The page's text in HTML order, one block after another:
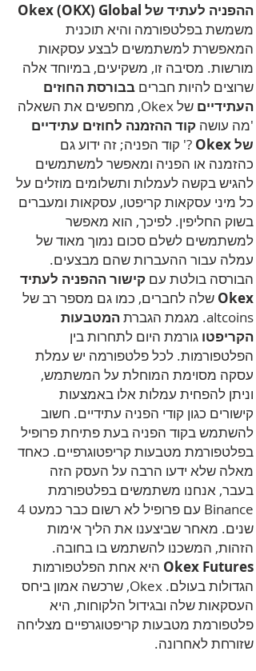
ההפניה לעתיד של Okex (OKX) Global
משמשת בפלטפורמה והיא תוכנית
המאפשרת למשתמשים לבצע עסקאות
מורשות. מסיבה זו, משקיעים, במיוחד אלה
שרוצים להיות חברים בבורסת החוזים
העתידיים
של Okex, מחפשים את השאלה
'מה עושה קוד ההזמנה לחוזים עתידיים
של Okex
?' קוד הפניה; זה ידוע גם
כהזמנה או הפניה ומאפשר למשתמשים
להגיש בקשה לעמלות ותשלומים מוזלים על
כל מיני עסקאות קריפטו, עסקאות ומעברים
בשוק החליפין. לפיכך, הוא מאפשר
למשתמשים לשלם סכום נמוך מאוד של
עמלה עבור ההעברות שהם מבצעים.
הבורסה בולטת עם קישור ההפניה לעתיד
Okex שלה לחברים, כמו גם מספר רב של
altcoins. מגמת הגברת
המטבעות
הקריפטו גורמת היום לתחרות בין
הפלטפורמות. לכל פלטפורמה יש עמלת
עסקה מסוימת המוחלת על המשתמש,
וניתן להפחית עמלות אלו באמצעות
קישורים כגון קודי הפניה עתידיים. חשוב
להשתמש בקוד הפניה בעת פתיחת פרופיל
בפלטפורמת מטבעות קריפטוגרפיים. כאחד
מאלה שלא ידעו הרבה על העסק הזה
בעבר, אנחנו משתמשים בפלטפורמת
Binance עם פרופיל לא רשום כבר כמעט 4
שנים. מאחר שביצענו את הליך אימות
הזהות, המשכנו להשתמש בו בחובה.
Okex Futures היא אחת הפלטפורמות
הגדולות בעולם. Okex, שרכשה אמון ביחס
העסקאות שלה ובגידול הלקוחות, היא
פלטפורמת מטבעות קריפטוגרפיים מצליחה
שזורחת לאחרונה.